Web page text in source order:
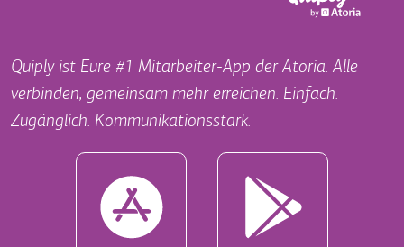
Quiply ist Eure #1 Mitarbeiter-App der Atoria. Alle
verbinden, gemeinsam mehr erreichen. Einfach.
Zugänglich. Kommunikationsstark.